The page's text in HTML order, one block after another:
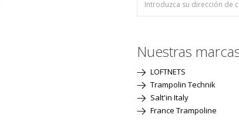
Nuestras
LOFTNETS
Trampolin Technik
Salt'in Italy
France Trampoline